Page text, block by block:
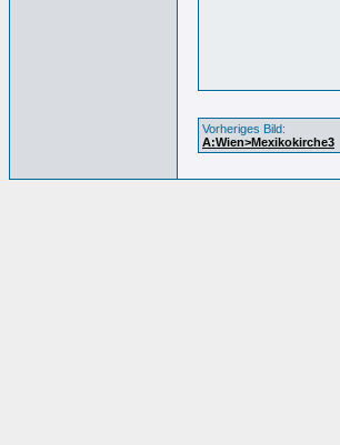
Vorheriges Bild:
A:Wien>Mexikokirche3